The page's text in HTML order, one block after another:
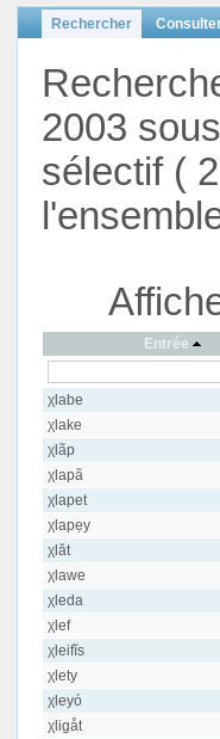
Rechercher
2003
sélectif (
Entrée
χlabe
χlake
χlãp
χlapã
χlapet
χlapẹy
χlăt
χlawe
χleda
χlef
χleifĭs
χlety
χleyó
χligåt